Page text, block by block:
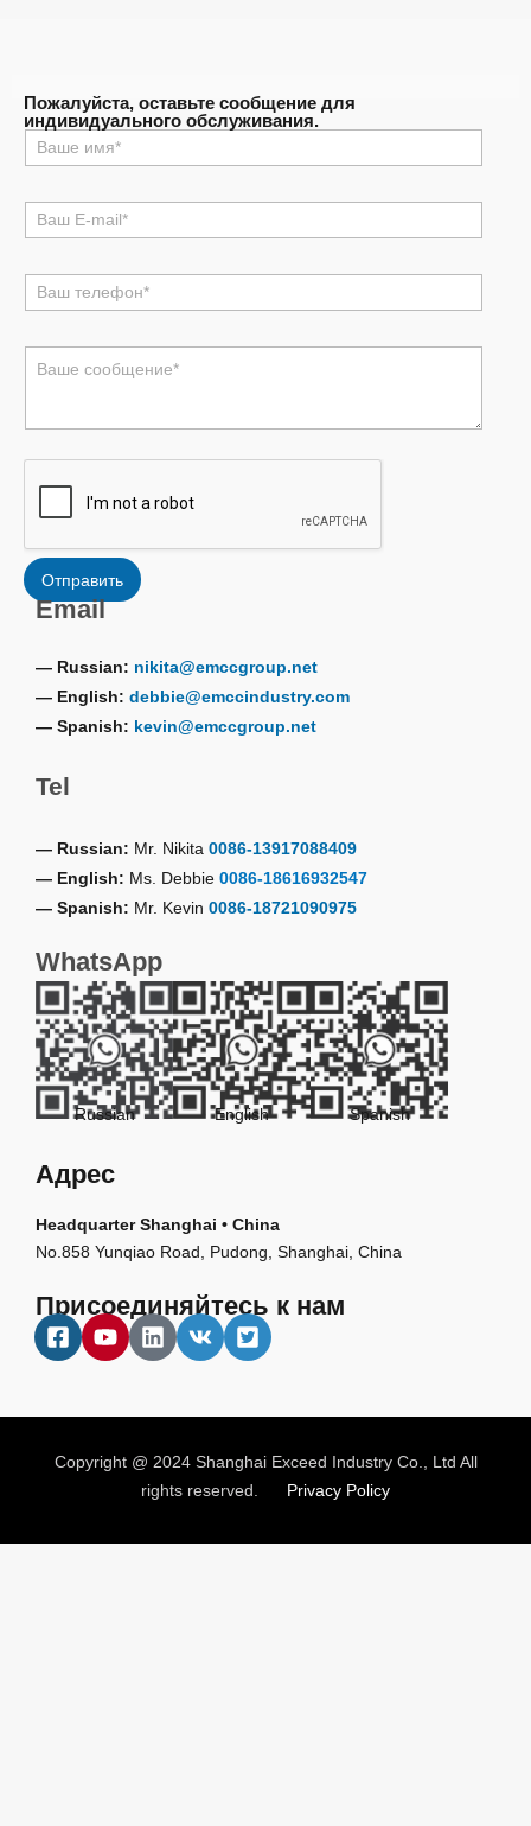
Пожалуйста, оставьте сообщение для
индивидуального обслуживания.
名
称
电
邮
电
话
论
息
*
Отправить
Email
— Russian: nikita@emccgroup.net
— English: debbie@emccindustry.com
— Spanish: kevin@emccgroup.net
Tel
— Russian: Mr. Nikita 0086-13917088409
— English: Ms. Debbie 0086-18616932547
— Spanish: Mr. Kevin 0086-18721090975
WhatsApp
Russian English Spanish
Адрес
Headquarter Shanghai • China
No.858 Yunqiao Road, Pudong, Shanghai, China
Присоединяйтесь к нам
Copyright @ 2024 Shanghai Exceed Industry Co., Ltd All
rights reserved. Privacy Policy